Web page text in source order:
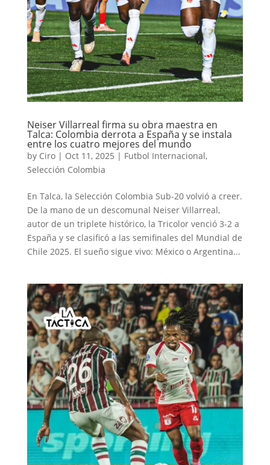
Neiser Villarreal firma su obra maestra en
Talca: Colombia derrota a España y se instala
entre los cuatro mejores del mundo
by Ciro| Oct 11, 2025 | Futbol Internacional,
Selección Colombia
En Talca, la Selección Colombia Sub-20 volvió a creer.
De la mano de un descomunal Neiser Villarreal,
autor de un triplete histórico, la Tricolor venció 3-2 a
España y se clasificó a las semifinales del Mundial de
Chile 2025. El sueño sigue vivo: México o Argentina...